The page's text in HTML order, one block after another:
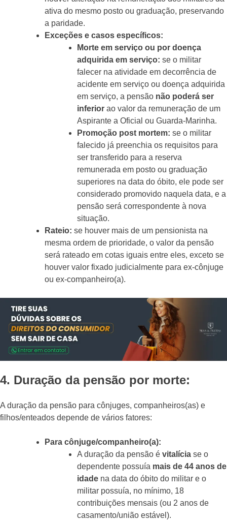
ativa do mesmo posto ou graduação, preservando
a paridade.
Exceções e casos específicos:
Morte em serviço ou por doença
adquirida em serviço: se o militar
falecer na atividade em decorrência de
acidente em serviço ou doença adquirida
em serviço, a pensão não poderá ser
inferior ao valor da remuneração de um
Aspirante a Oficial ou Guarda-Marinha.
Promoção post mortem: se o militar
falecido já preenchia os requisitos para
ser transferido para a reserva
remunerada em posto ou graduação
superiores na data do óbito, ele pode ser
considerado promovido naquela data, e a
pensão será correspondente à nova
situação.
Rateio: se houver mais de um pensionista na
mesma ordem de prioridade, o valor da pensão
será rateado em cotas iguais entre eles, exceto se
houver valor fixado judicialmente para ex-cônjuge
ou ex-companheiro(a).
4. Duração da pensão por morte:
A duração da pensão para cônjuges, companheiros(as) e
filhos/enteados depende de vários fatores:
Para cônjuge/companheiro(a):
A duração da pensão é vitalícia se o
dependente possuía mais de 44 anos de
idade na data do óbito do militar e o
militar possuía, no mínimo, 18
contribuições mensais (ou 2 anos de
casamento/união estável).